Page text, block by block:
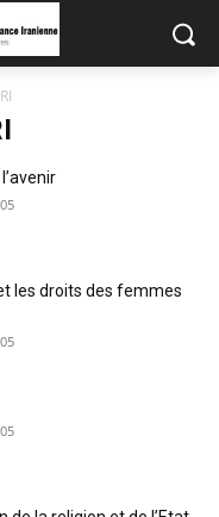
les droits des femmes